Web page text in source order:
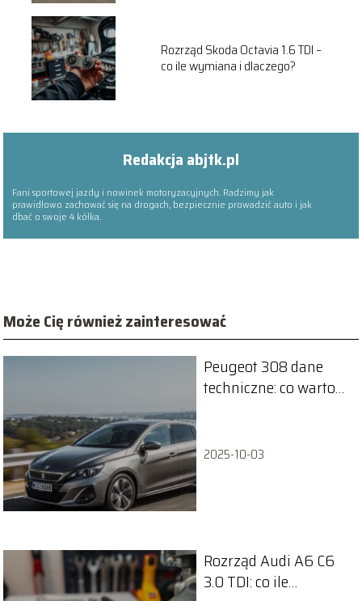
Rozrząd Skoda Octavia 1.6 TDI –
co ile wymiana i dlaczego?
Redakcja abjtk.pl
Fani sportowej jazdy i nowinek motoryzacyjnych. Radzimy jak
prawidłowo zachować się na drogach, bezpiecznie prowadzić auto i jak
dbać o swoje 4 kółka.
Może Cię również zainteresować
Peugeot 308 dane
techniczne: co warto
2025-10-03
Rozrząd Audi A6 C6
3.0 TDI: co ile